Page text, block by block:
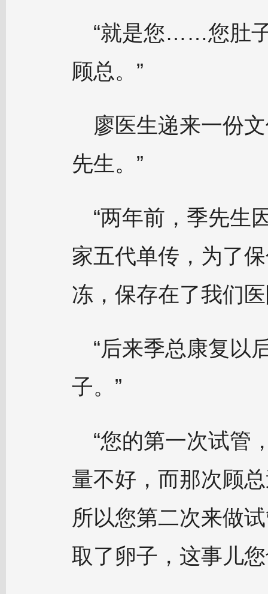
“就是您……您肚
顾总。”
廖医生递来一份
先生。”
“两年前，季先生
家五代单传，为了
冻，保存在了我们医
“后来季总康复以
子。”
“您的第一次试管
量不好，而那次顾
所以您第二次来做
取了卵子，这事儿